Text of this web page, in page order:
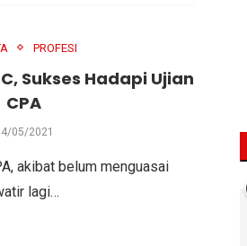
PROFESI
Sukses Hadapi Ujian
CPA
05/2021
akibat belum menguasai
lagi…